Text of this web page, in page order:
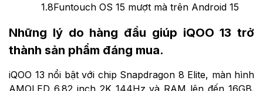
1.8Funtouch OS 15 mượt mà trên Android 15
Những lý do hàng đầu giúp iQOO 13 trở
thành sản phẩm đáng mua.
iQOO 13 nổi bật với chip Snapdragon 8 Elite, màn hình
AMOLED 6.82 inch 2K 144Hz và RAM lên đến 16GB.